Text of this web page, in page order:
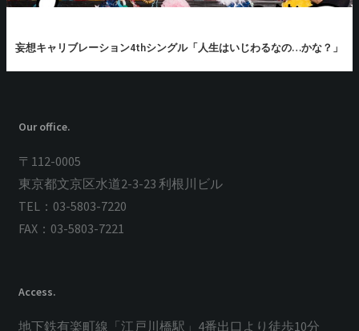
妄想キャリブレーション4thシングル「人生はいじわるなの…かな？」
Our office.
〒112-0005
東京都文京区水道2-3-23 利根川ビル
TEL：03-5803-7220
FAX：03-5803-7221
Access.
地下鉄有楽町線「江戸川橋駅」4番出口より徒歩10分